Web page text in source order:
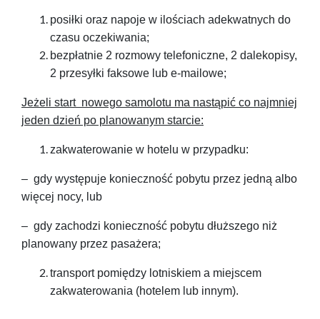
posiłki oraz napoje w ilościach adekwatnych do
czasu oczekiwania;
bezpłatnie 2 rozmowy telefoniczne, 2 dalekopisy,
2 przesyłki faksowe lub e-mailowe;
Jeżeli start nowego samolotu ma nastąpić co najmniej
jeden dzień po planowanym starcie:
zakwaterowanie w hotelu w przypadku:
– gdy występuje konieczność pobytu przez jedną albo
więcej nocy, lub
– gdy zachodzi konieczność pobytu dłuższego niż
planowany przez pasażera;
transport pomiędzy lotniskiem a miejscem
zakwaterowania (hotelem lub innym).